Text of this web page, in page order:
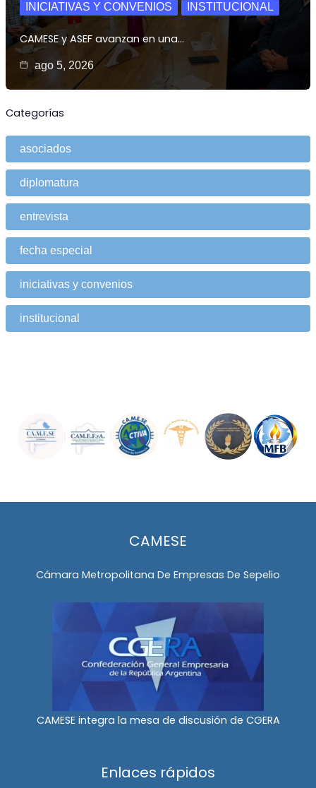
INICIATIVAS Y CONVENIOS INSTITUCIONAL
CAMESE y ASEF avanzan en una…
ago 5, 2026
Categorías
asociados
diplomatura
entrevista
fecha especial
iniciativas y convenios
institucional
CAMESE
Cámara Metropolitana De Empresas De Sepelio
CAMESE integra la mesa de discusión de CGERA
Enlaces rápidos